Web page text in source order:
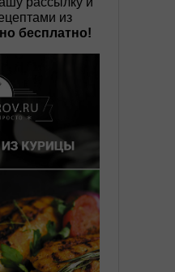
из
бесплатно!